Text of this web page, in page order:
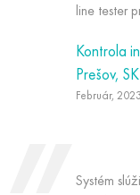
line tester
Kontrola
Prešov, SK
Február, 2023
Systém